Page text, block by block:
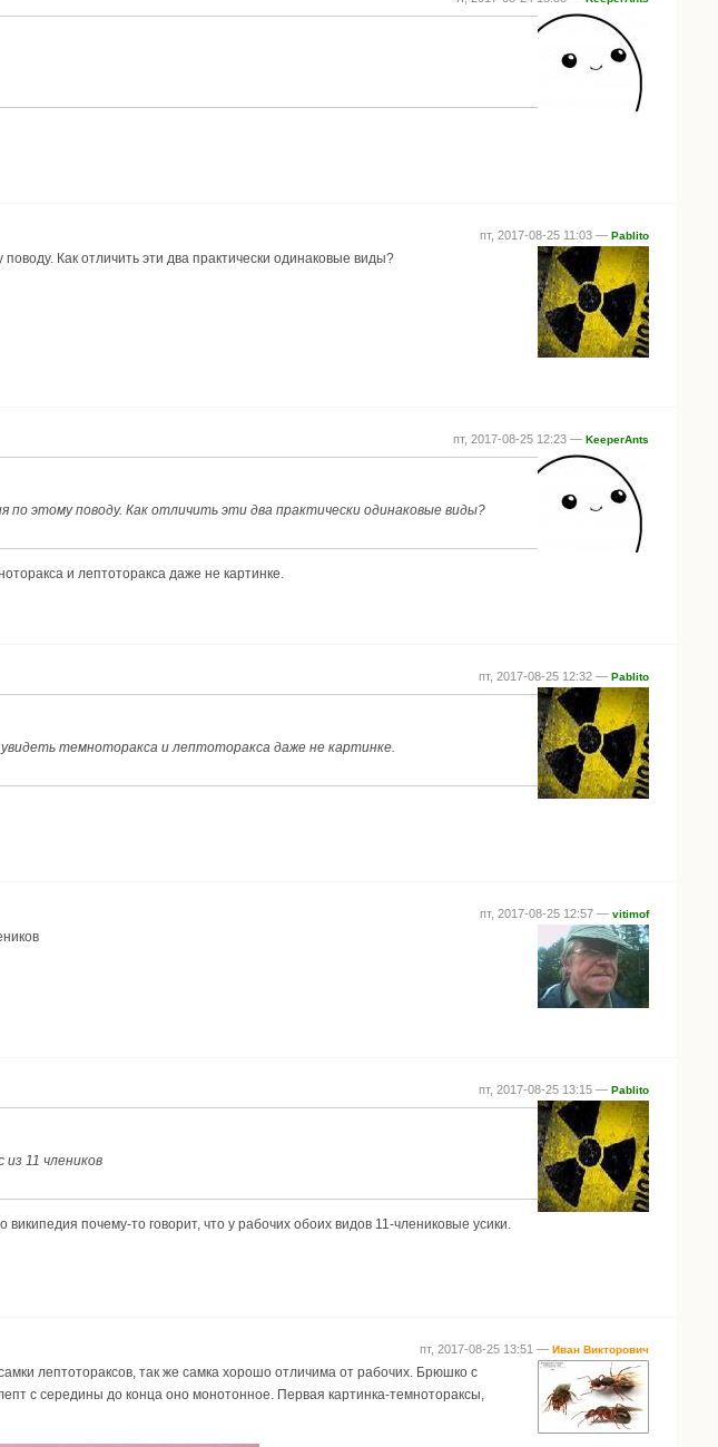
пт, 2017-08-25 11:03 — Pablito
Как отличить эти два практически одинаковые виды?
пт, 2017-08-25 12:23 — KeeperAnts
этому поводу. Как отличить эти два практически одинаковые виды?
и лептоторакса даже не картинке.
пт, 2017-08-25 12:32 — Pablito
темноторакса и лептоторакса даже не картинке.
пт, 2017-08-25 12:57 — vitimof
пт, 2017-08-25 13:15 — Pablito
из 11 члеников
почему-то говорит, что у рабочих обоих видов 11-члениковые усики.
пт, 2017-08-25 13:51 — Иван Викторович
лептотораксов, так же самка хорошо отличима от рабочих. Брюшко с
с середины до конца оно монотонное. Первая картинка-темнотораксы,